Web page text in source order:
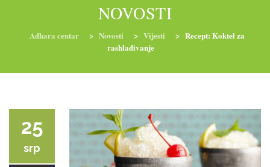
PROGRAMI PREHRANE PRIRODNO MRŠAVLJENJE
YOGA I TRENINZI
NOVOSTI
Adhara centar > Novosti > Vijesti > Recept: Koktel za
rashlađivanje
25
srp